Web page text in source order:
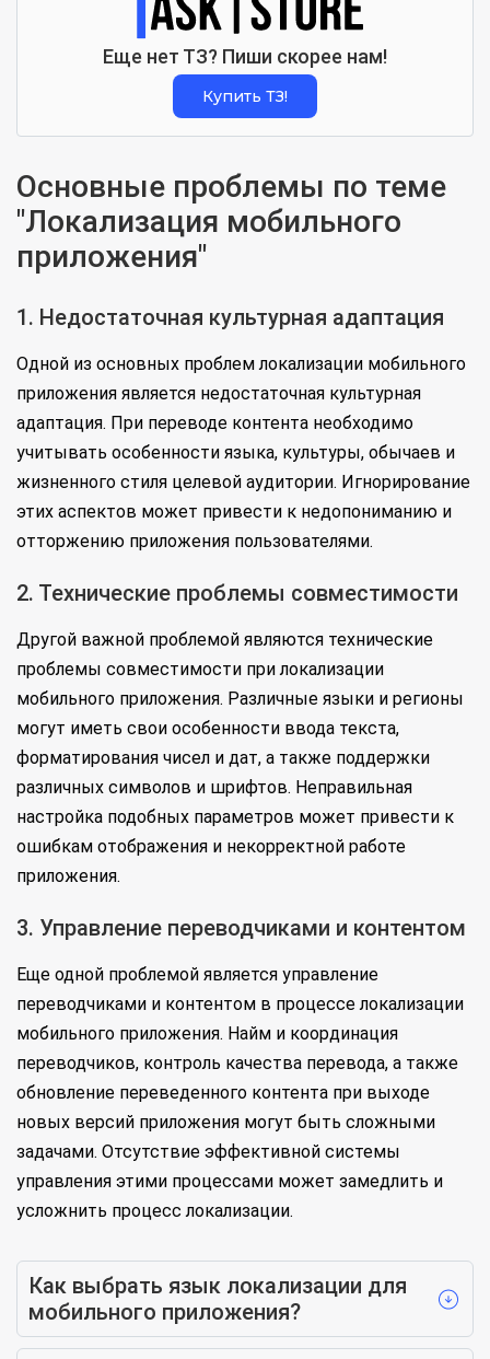
Еще нет ТЗ? Пиши скорее нам!
Купить ТЗ!
Основные проблемы по теме
"Локализация мобильного
приложения"
1. Недостаточная культурная адаптация
Одной из основных проблем локализации мобильного
приложения является недостаточная культурная
адаптация. При переводе контента необходимо
учитывать особенности языка, культуры, обычаев и
жизненного стиля целевой аудитории. Игнорирование
этих аспектов может привести к недопониманию и
отторжению приложения пользователями.
2. Технические проблемы совместимости
Другой важной проблемой являются технические
проблемы совместимости при локализации
мобильного приложения. Различные языки и регионы
могут иметь свои особенности ввода текста,
форматирования чисел и дат, а также поддержки
различных символов и шрифтов. Неправильная
настройка подобных параметров может привести к
ошибкам отображения и некорректной работе
приложения.
3. Управление переводчиками и контентом
Еще одной проблемой является управление
переводчиками и контентом в процессе локализации
мобильного приложения. Найм и координация
переводчиков, контроль качества перевода, а также
обновление переведенного контента при выходе
новых версий приложения могут быть сложными
задачами. Отсутствие эффективной системы
управления этими процессами может замедлить и
усложнить процесс локализации.
Как выбрать язык локализации для
мобильного приложения?